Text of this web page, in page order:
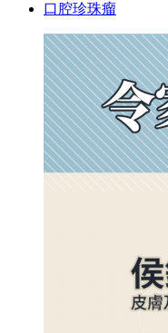
口腔珍珠瘤